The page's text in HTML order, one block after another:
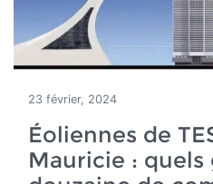
23 février, 2024
Éoliennes de
Mauricie : quels